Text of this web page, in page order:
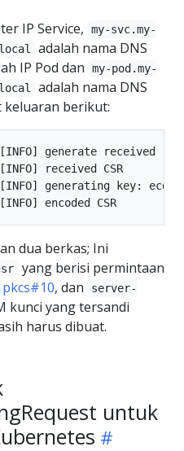
IP Service,
my-svc.my-
adalah nama DNS
IP Pod dan
my-pod.my-
adalah nama DNS
keluaran berikut:
generate received
received CSR
generating key:
dua berkas; Ini
yang berisi permintaan
pkcs#10, dan
server-
kunci yang tersandi
harus dibuat.
untuk